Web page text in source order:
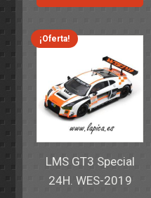
era:
69,55€.
es:
59,95€.
¡Oferta!
LMS GT3 Special
24H. WES-2019